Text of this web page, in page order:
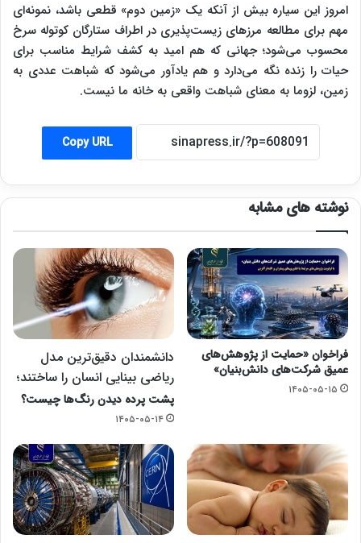
امروز این سیاره بیش از آنکه یک «زمین دوم» قطعی باشد، نمونه‌ای
مهم برای مطالعه مرز‌های زیست‌پذیری در اطراف ستارگان کوتوله سرخ
محسوب می‌شود؛ جهانی که هم امید به کشف شرایط مناسب برای
حیات را زنده نگه می‌دارد و هم یادآور می‌شود که شباهت عددی به
زمین، لزوما به معنای شباهت واقعی به خانه ما نیست.
Copy URL
نوشته های مشابه
فراخوان «حمایت از پژوهش‌های
عمیق شرکت‌های دانش‌بنیان»
۱۴۰۵-۰۵-۱۵
دانشمندان دقیق‌ترین مدل
ریاضی بینایی انسان را ساختند؛
پشت پرده دیدن رنگ‌ها چیست؟
۱۴۰۵-۰۵-۱۴